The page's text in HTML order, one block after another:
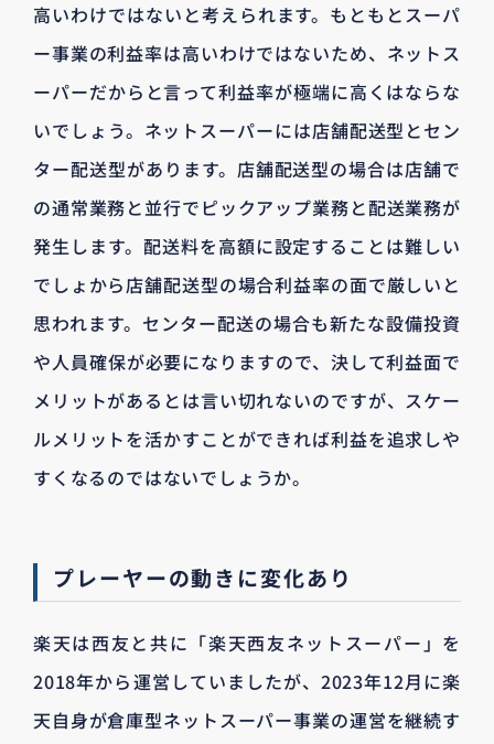
高いわけではないと考えられます。もともとスーパ
ー事業の利益率は高いわけではないため、ネットス
ーパーだからと言って利益率が極端に高くはならな
いでしょう。ネットスーパーには店舗配送型とセン
ター配送型があります。店舗配送型の場合は店舗で
の通常業務と並行でピックアップ業務と配送業務が
発生します。配送料を高額に設定することは難しい
でしょから店舗配送型の場合利益率の面で厳しいと
思われます。センター配送の場合も新たな設備投資
や人員確保が必要になりますので、決して利益面で
メリットがあるとは言い切れないのですが、スケー
ルメリットを活かすことができれば利益を追求しや
すくなるのではないでしょうか。
プレーヤーの動きに変化あり
楽天は西友と共に「楽天西友ネットスーパー」を
2018年から運営していましたが、2023年12月に楽
天自身が倉庫型ネットスーパー事業の運営を継続す